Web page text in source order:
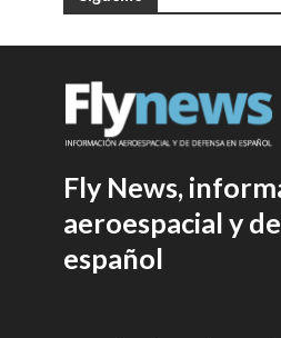
Fly News,
aeroespacial y
español